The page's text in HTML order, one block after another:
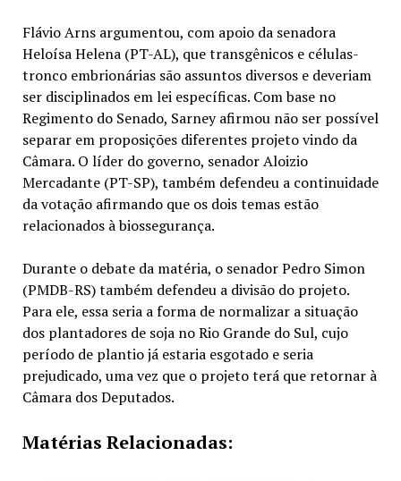
Flávio Arns argumentou, com apoio da senadora
Heloísa Helena (PT-AL), que transgênicos e células-
tronco embrionárias são assuntos diversos e deveriam
ser disciplinados em lei específicas. Com base no
Regimento do Senado, Sarney afirmou não ser possível
separar em proposições diferentes projeto vindo da
Câmara. O líder do governo, senador Aloizio
Mercadante (PT-SP), também defendeu a continuidade
da votação afirmando que os dois temas estão
relacionados à biossegurança.
Durante o debate da matéria, o senador Pedro Simon
(PMDB-RS) também defendeu a divisão do projeto.
Para ele, essa seria a forma de normalizar a situação
dos plantadores de soja no Rio Grande do Sul, cujo
período de plantio já estaria esgotado e seria
prejudicado, uma vez que o projeto terá que retornar à
Câmara dos Deputados.
Matérias Relacionadas: